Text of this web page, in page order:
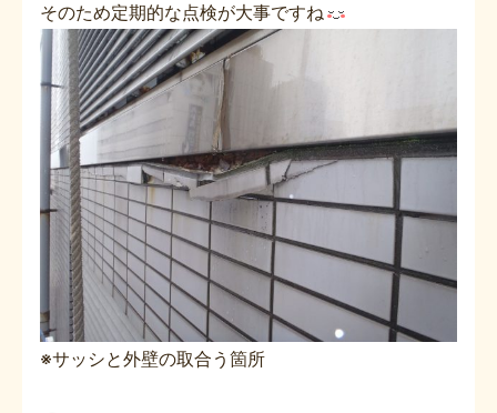
そのため定期的な点検が大事ですね
※サッシと外壁の取合う箇所